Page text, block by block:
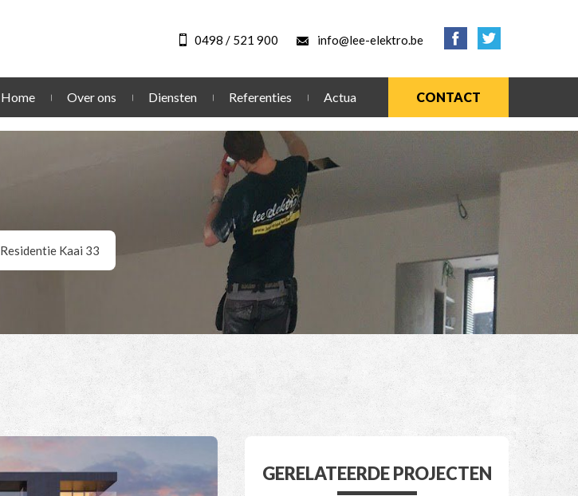
0498 / 521 900 info@lee-elektro.be
Home Over ons Diensten Referenties Actua CONTACT
Residentie Kaai 33
GERELATEERDE PROJECTEN